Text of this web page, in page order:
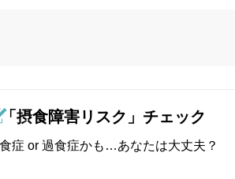
「摂食障害リスク」チェック
症 or 過食症かも…あなたは大丈夫？